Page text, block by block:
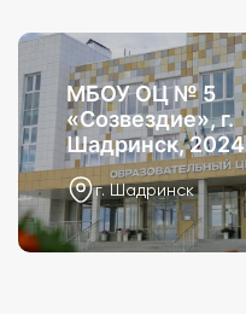
МБОУ ОЦ № 5
«Созвездие», г.
Шадринск, 2024
г. Шадринск